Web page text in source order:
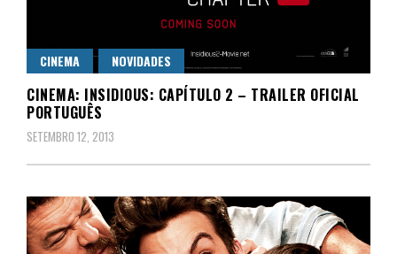
CINEMA NOVIDADES
CINEMA: INSIDIOUS: CAPÍTULO 2 – TRAILER OFICIAL
PORTUGUÊS
SETEMBRO 12, 2013